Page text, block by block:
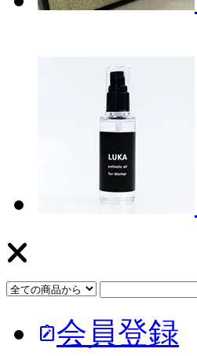
note_alt会員登録